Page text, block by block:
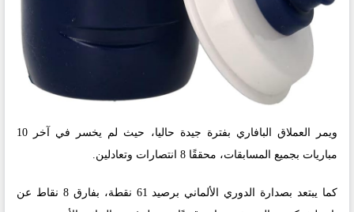
ويمر العملاق البافاري بفترة جيدة حاليا، حيث لم يخسر في آخر 10
مباريات بجميع المسابقات، محققًا 8 انتصارات وتعادلين.
كما يبتعد بصدارة الدوري الألماني برصيد 61 نقطة، بفارق 8 نقاط عن